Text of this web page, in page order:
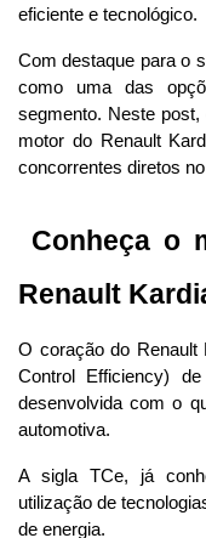
eficiente e tecnológico.
Com destaque para o
como uma das
segmento. Neste
motor do Renault
concorrentes diretos
Conheça o
Renault
O coração do Renault
Control Efficiency)
desenvolvida com o
automotiva.
A sigla TCe, já
utilização de
de energia.